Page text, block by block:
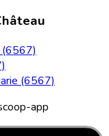
(6567)
(6567)
app